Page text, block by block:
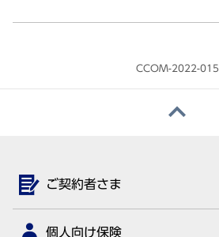
CCOM-2022-015
ご契約者さま
個人向け保険